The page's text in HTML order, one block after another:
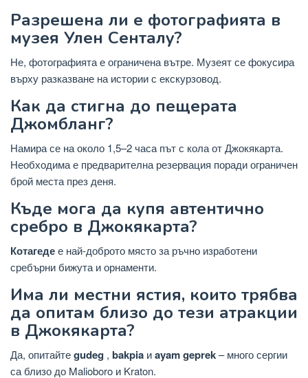
Разрешена ли е фотографията в
музея Улен Сенталу?
Не, фотографията е ограничена вътре. Музеят се фокусира
върху разказване на истории с екскурзовод.
Как да стигна до пещерата
Джомбланг?
Намира се на около 1,5–2 часа път с кола от Джокякарта.
Необходима е предварителна резервация поради ограничен
брой места през деня.
Къде мога да купя автентично
сребро в Джокякарта?
Котагедее най-доброто място за ръчно изработени
сребърни бижута и орнаменти.
Има ли местни ястия, които трябва
да опитам близо до тези атракции
в Джокякарта?
Да, опитайтеgudeg , bakpia иayam geprek– много сергии
са близо до Malioboro и Kraton.